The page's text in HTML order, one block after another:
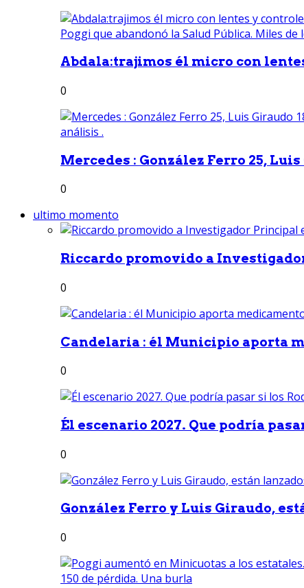
Abdala:trajimos él micro con
0
Mercedes : González Ferro 25, Luis
0
ultimo momento
Riccardo promovido a
0
Candelaria : él Municipio aporta
0
Él escenario 2027. Que podría
0
González Ferro y Luis Giraudo,
0